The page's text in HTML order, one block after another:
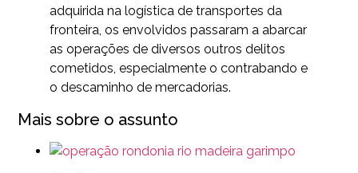
adquirida na logística de transportes da
fronteira, os envolvidos passaram a abarcar
as operações de diversos outros delitos
cometidos, especialmente o contrabando e
o descaminho de mercadorias.
Mais sobre o assunto